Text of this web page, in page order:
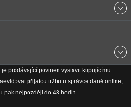
slevách, akčním zboží a upozornění
prodávající povinen vystavit kupujícímu
přijatou tržbu u správce daně online,
pak nejpozději do 48 hodin.